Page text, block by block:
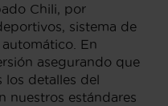
Chili, por
sistema de
En
asegurando que
detalles del
nuestros estándares